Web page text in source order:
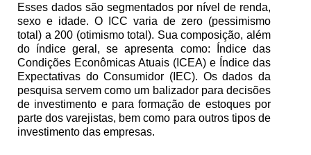
Esses dados são segmentados por nível de renda,
sexo e idade. O ICC varia de zero (pessimismo
total) a 200 (otimismo total). Sua composição, além
do índice geral, se apresenta como: Índice das
Condições Econômicas Atuais (ICEA) e Índice das
Expectativas do Consumidor (IEC). Os dados da
pesquisa servem como um balizador para decisões
de investimento e para formação de estoques por
parte dos varejistas, bem como para outros tipos de
investimento das empresas.